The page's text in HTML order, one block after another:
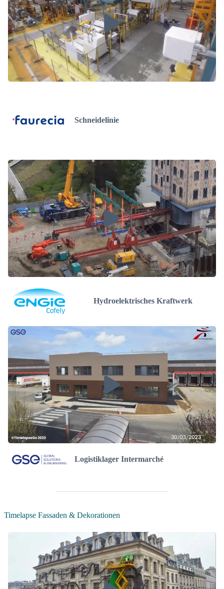
Schneidelinie
Hydroelektrisches Kraftwerk
Logistiklager Intermarché
Timelapse Fassaden & Dekorationen